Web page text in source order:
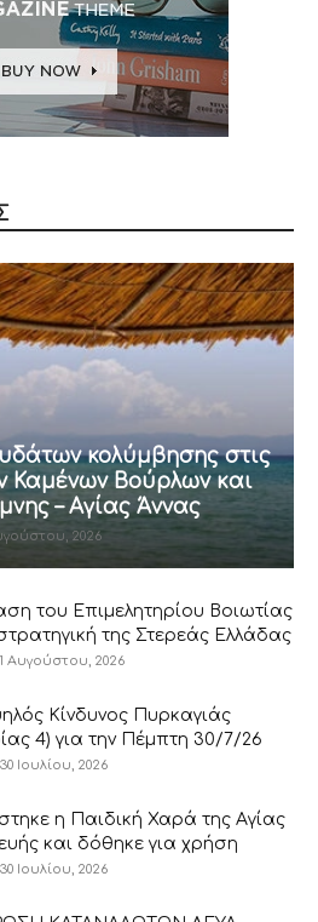
κολύμβησης στις
Καμένων Βούρλων και
– Αγίας Άννας
2026
του Επιμελητηρίου Βοιωτίας
της Στερεάς Ελλάδας
1 Αυγούστου, 2026
Κίνδυνος Πυρκαγιάς
4) για την Πέμπτη 30/7/26
30 Ιουλίου, 2026
η Παιδική Χαρά της Αγίας
και δόθηκε για χρήση
30 Ιουλίου, 2026